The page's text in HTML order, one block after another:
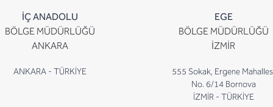
İÇ ANADOLU
BÖLGE MÜDÜRLÜĞÜ
ANKARA
ANKARA - TÜRKİYE
EGE
BÖLGE MÜDÜRLÜĞÜ
İZMİR
555 Sokak, Ergene
No. 6/14 Bornova
İZMİR - TÜRKİYE